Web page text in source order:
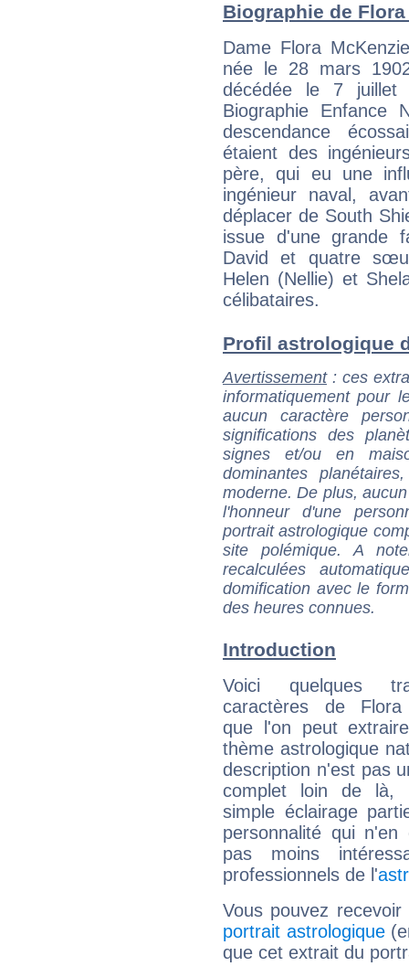
Biographie de
Dame Flora
née le 28 mars
décédée le 7 juillet
Biographie Enfance
descendance
étaient des
père, qui eu une
ingénieur naval,
déplacer de South
issue d'une grande
David et quatre
Helen (Nellie) et
célibataires.
Profil astrologique
Avertissement: ces
informatiquement pour
aucun caractère
significations des
signes et/ou en
dominantes
moderne. De plus,
l'honneur d'une
portrait astrologique
site polémique. A
recalculées
domification avec le
des heures connues.
Introduction
Voici quelques
caractères de Flora
que l'on peut
thème astrologique
description n'est pas
complet loin de là,
simple éclairage
personnalité qui n'en
pas moins
professionnels de l'
Vous pouvez
portrait astrologique
que cet extrait du